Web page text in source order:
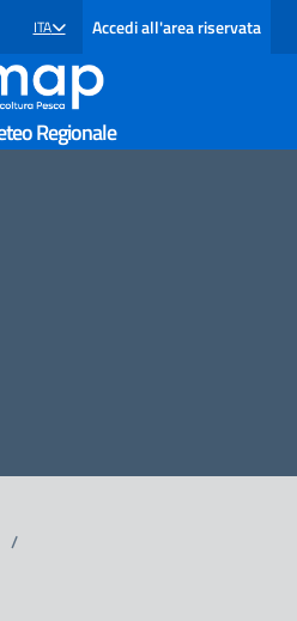
SELEZIONE LINGUA: LINGUA SELEZIONATA
ITA Accedi all'area riservata
Regionale
/